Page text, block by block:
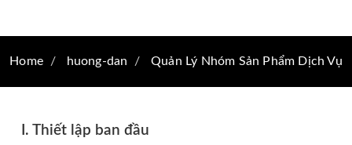
Home huong-dan Quản Lý Nhóm Sản Phẩm Dịch Vụ
I. Thiết lập ban đầu